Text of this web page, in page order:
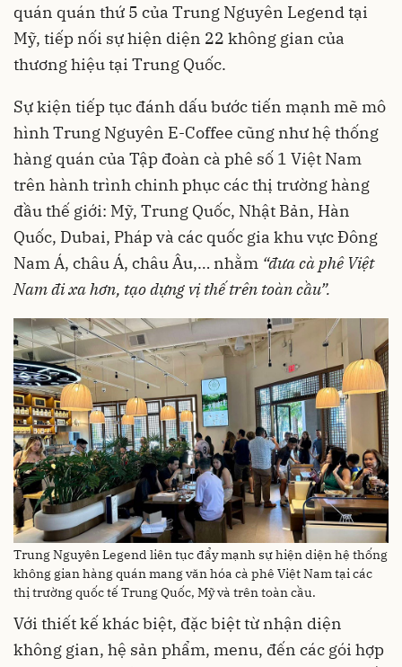
quán quán thứ 5 của Trung Nguyên Legend tại
Mỹ, tiếp nối sự hiện diện 22 không gian của
thương hiệu tại Trung Quốc.
Sự kiện tiếp tục đánh dấu bước tiến mạnh mẽ mô
hình Trung Nguyên E-Coffee cũng như hệ thống
hàng quán của Tập đoàn cà phê số 1 Việt Nam
trên hành trình chinh phục các thị trường hàng
đầu thế giới: Mỹ, Trung Quốc, Nhật Bản, Hàn
Quốc, Dubai, Pháp và các quốc gia khu vực Đông
Nam Á, châu Á, châu Âu,… nhằm “đưa cà phê Việt
Nam đi xa hơn, tạo dựng vị thế trên toàn cầu”.
Trung Nguyên Legend liên tục đẩy mạnh sự hiện diện hệ thống
không gian hàng quán mang văn hóa cà phê Việt Nam tại các
thị trường quốc tế Trung Quốc, Mỹ và trên toàn cầu.
Với thiết kế khác biệt, đặc biệt từ nhận diện
không gian, hệ sản phẩm, menu, đến các gói hợp